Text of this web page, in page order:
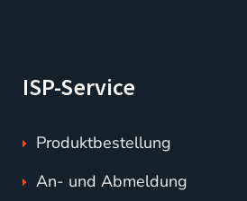
ISP-Service
Produktbestellung
An- und Abmeldung